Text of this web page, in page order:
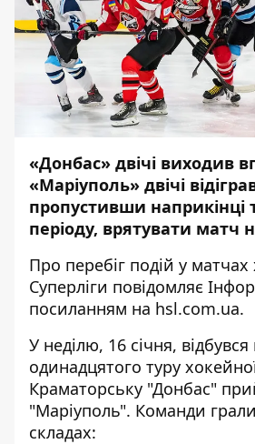
«Донбас» двічі виходив
«Маріуполь» двічі
пропустивши наприкінці
періоду, врятувати матч
Про перебіг подій у матчах
Суперліги повідомляє
посиланням на hsl.com.ua.
У неділю, 16 січня,
одинадцятого туру
Краматорську "Донбас"
"Маріуполь". Команди
складах: